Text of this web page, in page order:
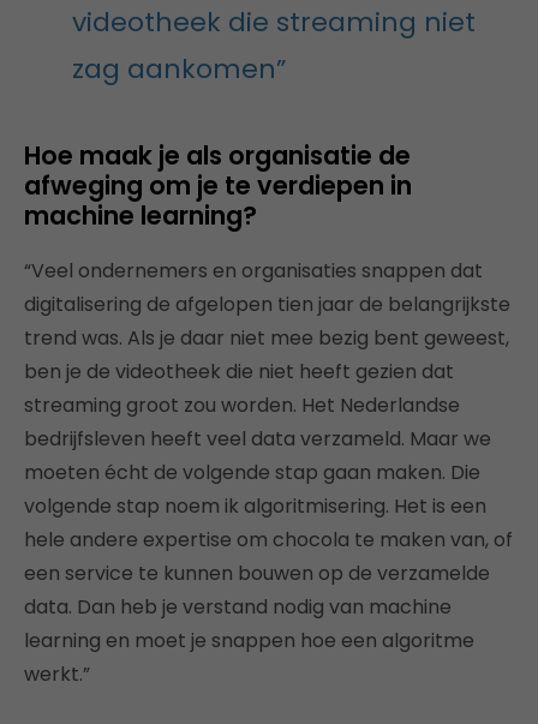
videotheek die streaming niet
zag aankomen”
Hoe maak je als organisatie de
afweging om je te verdiepen in
machine learning?
“Veel ondernemers en organisaties snappen dat
digitalisering de afgelopen tien jaar de belangrijkste
trend was. Als je daar niet mee bezig bent geweest,
ben je de videotheek die niet heeft gezien dat
streaming groot zou worden. Het Nederlandse
bedrijfsleven heeft veel data verzameld. Maar we
moeten écht de volgende stap gaan maken. Die
volgende stap noem ik algoritmisering. Het is een
hele andere expertise om chocola te maken van, of
een service te kunnen bouwen op de verzamelde
data. Dan heb je verstand nodig van machine
learning en moet je snappen hoe een algoritme
werkt.”